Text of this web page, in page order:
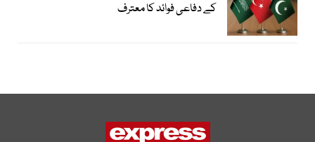
کے دفاعی فوائد کا معترف